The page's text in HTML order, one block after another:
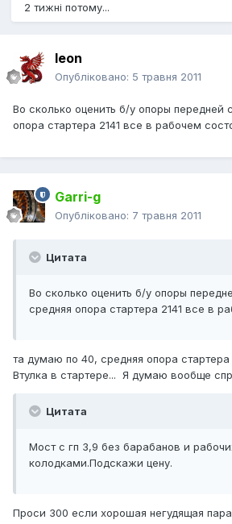
2 тижні потому...
leon
Опубліковано: 5 травня 2011
Во сколько оценить б/у опоры передней
опора стартера 2141 все в рабочем
Garri-g
Опубліковано: 7 травня 2011
Цитата
Во сколько оценить б/у опоры
средняя опора стартера 2141 все в
та думаю по 40, средняя опора стартера
Втулка в стартере... Я думаю вообще
Цитата
Мост с гп 3,9 без барабанов и
колодками.Подскажи цену.
Проси 300 если хорошая негудящая пара